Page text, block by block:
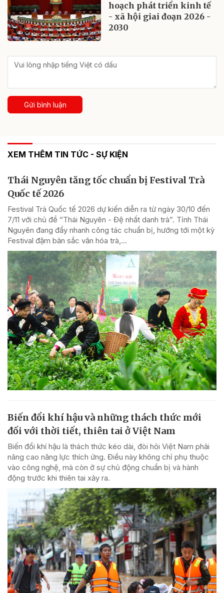
hoạch phát triển kinh tế
- xã hội giai đoạn 2026 -
2030
Gửi bình luận
XEM THÊM TIN TỨC - SỰ KIỆN
Thái Nguyên tăng tốc chuẩn bị Festival Trà
Quốc tế 2026
Festival Trà Quốc tế 2026 dự kiến diễn ra từ ngày 30/10 đến
7/11 với chủ đề “Thái Nguyên - Đệ nhất danh trà”. Tỉnh Thái
Nguyên đang đẩy nhanh công tác chuẩn bị, hướng tới một kỳ
Festival đậm bản sắc văn hóa trà,...
Biến đổi khí hậu và những thách thức mới
đối với thời tiết, thiên tai ở Việt Nam
Biến đổi khí hậu là thách thức kéo dài, đòi hỏi Việt Nam phải
nâng cao năng lực thích ứng. Điều này không chỉ phụ thuộc
vào công nghệ, mà còn ở sự chủ động chuẩn bị và hành
động trước khi thiên tai xảy ra.